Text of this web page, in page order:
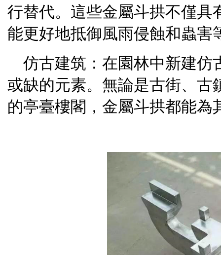
行替代。這些金屬斗拱不僅具
能更好地抵御風雨侵蝕和蟲害
仿古建筑：在園林中新建仿
或缺的元素。無論是古街、古
的亭臺樓閣，金屬斗拱都能